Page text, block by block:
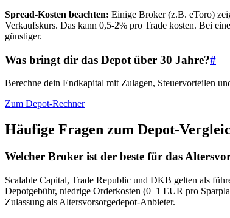
Spread-Kosten beachten: Einige Broker (z.B. eToro)
Verkaufskurs. Das kann 0,5-2% pro Trade kosten. Bei
günstiger.
Was bringt dir das Depot über 30 Jahre?#
Berechne dein Endkapital mit Zulagen, Steuervorteilen
Zum Depot-Rechner
Häufige Fragen zum Depot-
Welcher Broker ist der beste für das
Scalable Capital, Trade Republic und DKB gelten als
Depotgebühr, niedrige Orderkosten (0–1 EUR pro
Zulassung als Altersvorsorgedepot-Anbieter.